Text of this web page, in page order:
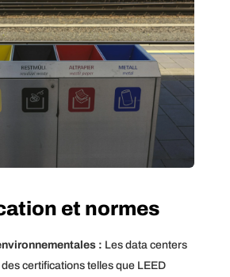
et normes
: Les data centers
certifications telles que LEED